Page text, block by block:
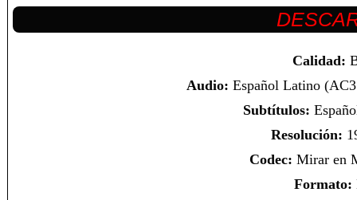
Calidad:
Audio: Español Latino
Subtítulos:
Resolución:
Codec: Mirar en
Formato: